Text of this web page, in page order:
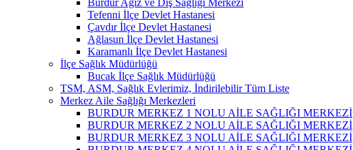
Tefenni İlçe Devlet Hastanesi
Çavdır İlçe Devlet Hastanesi
Ağlasun İlçe Devlet Hastanesi
Karamanlı İlçe Devlet Hastanesi
İlçe Sağlık Müdürlüğü
Bucak İlçe Sağlık Müdürlüğü
TSM, ASM, Sağlık Evlerimiz, İndirilebilir Tüm Liste
Merkez Aile Sağlığı Merkezleri
BURDUR MERKEZ 1 NOLU AİLE SAĞLIĞI MERKEZİ
BURDUR MERKEZ 2 NOLU AİLE SAĞLIĞI MERKEZİ
BURDUR MERKEZ 3 NOLU AİLE SAĞLIĞI MERKEZİ